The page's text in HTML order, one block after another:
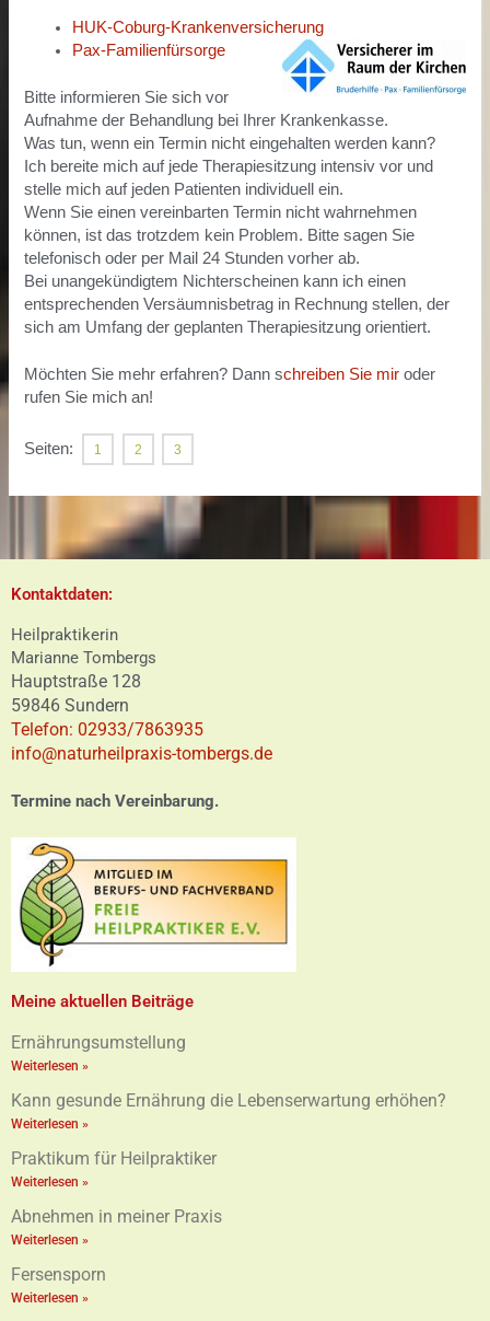
HUK-Coburg-Krankenversicherung
Pax-Familienfürsorge
Bitte informieren Sie sich vor
Aufnahme der Behandlung bei Ihrer Krankenkasse.
Was tun, wenn ein Termin nicht eingehalten werden kann?
Ich bereite mich auf jede Therapiesitzung intensiv vor und
stelle mich auf jeden Patienten individuell ein.
Wenn Sie einen vereinbarten Termin nicht wahrnehmen
können, ist das trotzdem kein Problem. Bitte sagen Sie
telefonisch oder per Mail 24 Stunden vorher ab.
Bei unangekündigtem Nichterscheinen kann ich einen
entsprechenden Versäumnisbetrag in Rechnung stellen, der
sich am Umfang der geplanten Therapiesitzung orientiert.
Möchten Sie mehr erfahren? Dann schreiben Sie mir oder
rufen Sie mich an!
Seiten: 1 2 3
Kontaktdaten:
Heilpraktikerin
Marianne Tombergs
Hauptstraße 128
59846 Sundern
Telefon: 02933/7863935
info@naturheilpraxis-tombergs.de
Termine nach Vereinbarung.
Meine aktuellen Beiträge
Ernährungsumstellung
Weiterlesen »
Kann gesunde Ernährung die Lebenserwartung erhöhen?
Weiterlesen »
Praktikum für Heilpraktiker
Weiterlesen »
Abnehmen in meiner Praxis
Weiterlesen »
Fersensporn
Weiterlesen »